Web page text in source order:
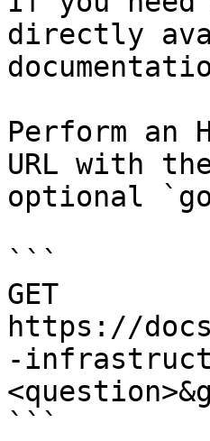
directly
Perform an
URL with
optional
```
GET
https://
-
```